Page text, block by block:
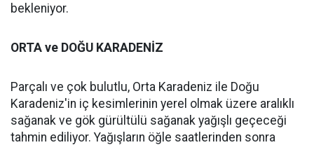
bekleniyor.
ORTA ve DOĞU KARADENİZ
Parçalı ve çok bulutlu, Orta Karadeniz ile Doğu
Karadeniz'in iç kesimlerinin yerel olmak üzere aralıklı
sağanak ve gök gürültülü sağanak yağışlı geçeceği
tahmin ediliyor. Yağışların öğle saatlerinden sonra